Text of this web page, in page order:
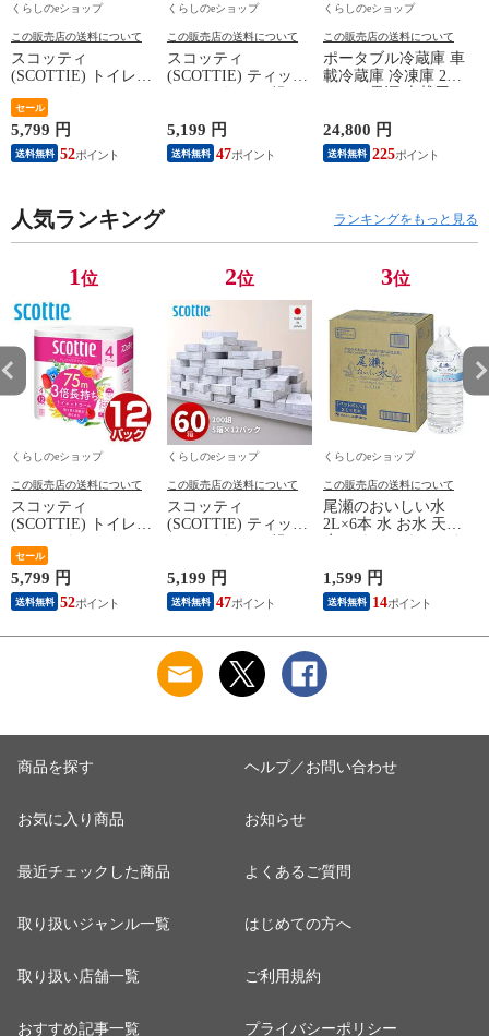
くらしのeショップ
この販売店の送料について
スコッティ
(SCOTTIE) トイレッ
パック 3倍長持ち 4
ロール(ダブル) 4ロー
ル×12(48ロール) 3倍
ロール 3倍巻 トイレ
製紙クレシア 【送料
無料】
セール
5,799 円
送料無料 52
くらしのeショップ
この販売店の送料について
スコッティ
(SCOTTIE) ティッシ
ティシュペーパー ま
とめ買い ケース販売
ボックスティッシュ
5,199 円
送料無料 47
くらしのeショップ
この販売店の送料について
ポータブル冷蔵庫 車
載冷蔵庫 冷凍庫 25L
度 急速冷凍 コンプ
レッサー式 YFR-
AC252(B) ミニ冷蔵庫
カンド冷蔵庫 山善
24,800 円
送料無料 225
人気ランキング ランキングをもっと見る
1位
くらしのeショップ
この販売店の送料について
スコッティ
(SCOTTIE) トイレッ
パック 3倍長持ち 4
ロール(ダブル) 4ロー
ル×12(48ロール) 3倍
ロール 3倍巻 トイレ
セール
5,799 円
送料無料 52
2位
くらしのeショップ
この販売店の送料について
スコッティ
(SCOTTIE) ティッシ
ティシュペーパー ま
とめ買い ケース販売
ボックスティッシュ
シア 【送料無料】
5,199 円
送料無料 47
3位
くらしのeショップ
この販売店の送料について
尾瀬のおいしい水
2L×6本 水 お水 天然
トル 2L 名水百選 尾
瀬 国産 箱 ケース ま
とめ買い ニチネン
1,599 円
送料無料 14
商品を探す
お気に入り商品
最近チェックした商品
取り扱いジャンル一覧
取り扱い店舗一覧
おすすめ記事一覧
ヘルプ／お問い合わせ
お知らせ
よくあるご質問
はじめての方へ
ご利用規約
プライバシーポリシー